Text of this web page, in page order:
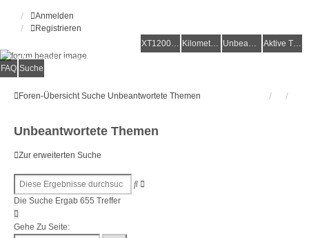
Anmelden
Registrieren
XT1200Z-Wiki
Kilometerstatistik Unbeantwortete Themen Aktive Themen
Alles rund um die Yamaha XT1200Z Super Ténéré
FAQ Suche
Foren-Übersicht Suche Unbeantwortete Themen
Unbeantwortete Themen
Zur erweiterten Suche
Suche
Die Suche Ergab 655 Treffer
1
Gehe Zu Seite: